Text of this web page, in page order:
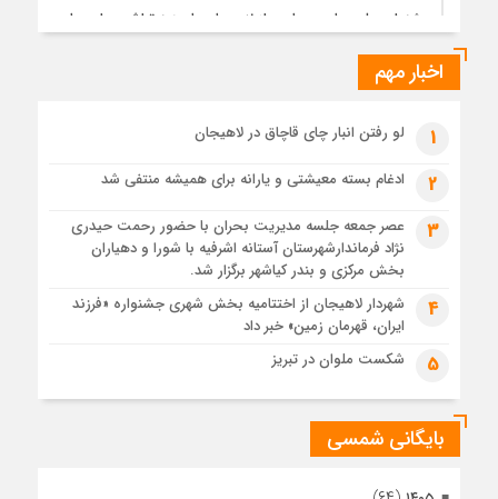
جشنواره ملی چای، حمایت از لاهیجان یا هزینه‌تراشی برای چای
3 هفته قبل
3 هفته قبل
رئوف
تصاویر هوایی مراسم تشییع پیکر مطهر آقای شهید ایران – مشهد
مراسم تشییع پیکر مطهر آقای شهید ایران – مشهد
تصاویری از تراکم جمعیت حاضر در میدان ثورهالعشرین نجف
اشرف
اخبار مهم
1 لو رفتن انبار چای قاچاق در لاهیجان
2 ادغام بسته معیشتی و یارانه برای همیشه منتفی شد
3
عصر جمعه جلسه مدیریت بحران با حضور رحمت حیدری
نژاد فرماندارشهرستان آستانه اشرفیه با شورا و دهیاران
بخش مرکزی و بندر کیاشهر برگزار شد.
4
شهردار لاهیجان از اختتامیه بخش شهری جشنواره «فرزند
ایران، قهرمان زمین» خبر داد
5 شکست ملوان در تبریز
بایگانی شمسی